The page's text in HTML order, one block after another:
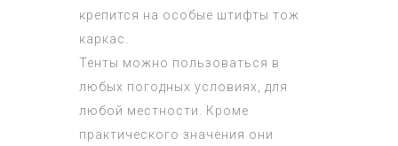
крепится на особые штифты тож
каркас.
Тенты можно пользоваться в
любых погодных условиях, для
любой местности. Кроме
практического значения они